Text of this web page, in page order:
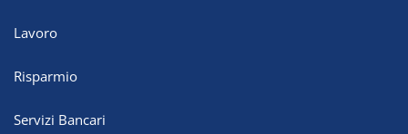
Lavoro
Risparmio
Servizi Bancari